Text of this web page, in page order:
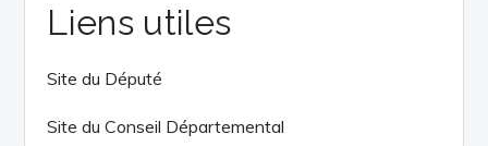
Liens utiles
Site du Député
Site du Conseil Départemental